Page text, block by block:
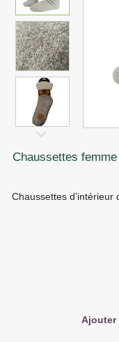
chaussettes femme semelles anti derapantes grise 35-
Chaussettes
Ajouter